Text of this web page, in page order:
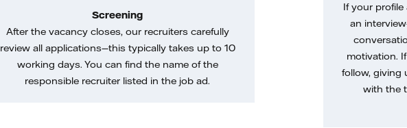
Screening
After the vacancy closes, our recruiters carefully
review all applications—this typically takes up to 10
working days. You can find the name of the
responsible recruiter listed in the job ad.
If your profile
an
motivation.
follow, giving
with the